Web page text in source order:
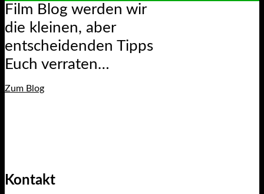
Film Blog werden wir
die kleinen, aber
entscheidenden Tipps
Euch verraten…
Zum Blog
Kontakt